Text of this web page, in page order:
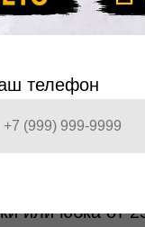
телефон
и
одежды
ткани) в
или юбка от